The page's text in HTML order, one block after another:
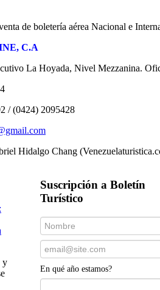
de boletería aérea Nacional e
C.A
La Hoyada, Nivel Mezzanina.
/ (0424) 2095428
Hidalgo Chang
y
Suscripción a Boletín
Turístico
En qué año estamos?